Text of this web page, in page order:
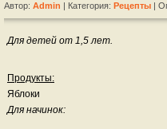
Автор: Admin | Категория: Рецепты |
Для детей от 1,5 лет.
Продукты:
Яблоки
Для начинок: